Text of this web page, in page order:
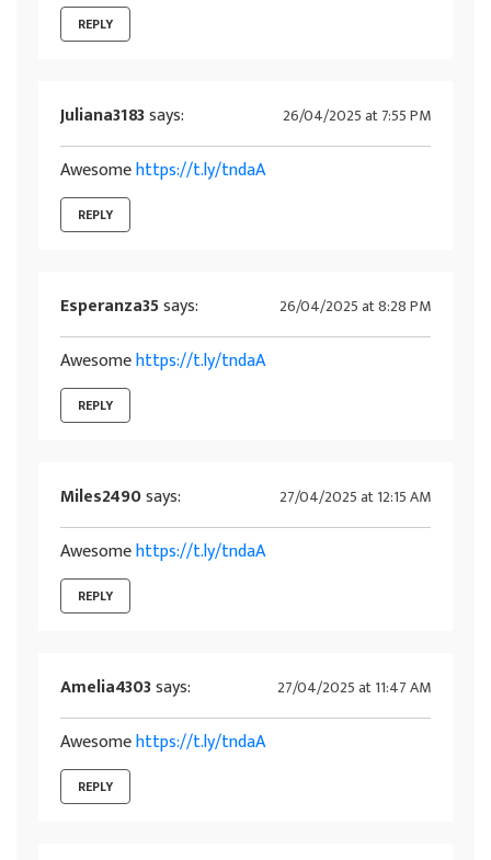
REPLY
Juliana3183says: 26/04/2025 at 7:55 PM
Awesomehttps://t.ly/tndaA
REPLY
Esperanza35says: 26/04/2025 at 8:28 PM
Awesomehttps://t.ly/tndaA
REPLY
Miles2490says: 27/04/2025 at 12:15 AM
Awesomehttps://t.ly/tndaA
REPLY
Amelia4303says: 27/04/2025 at 11:47 AM
Awesomehttps://t.ly/tndaA
REPLY